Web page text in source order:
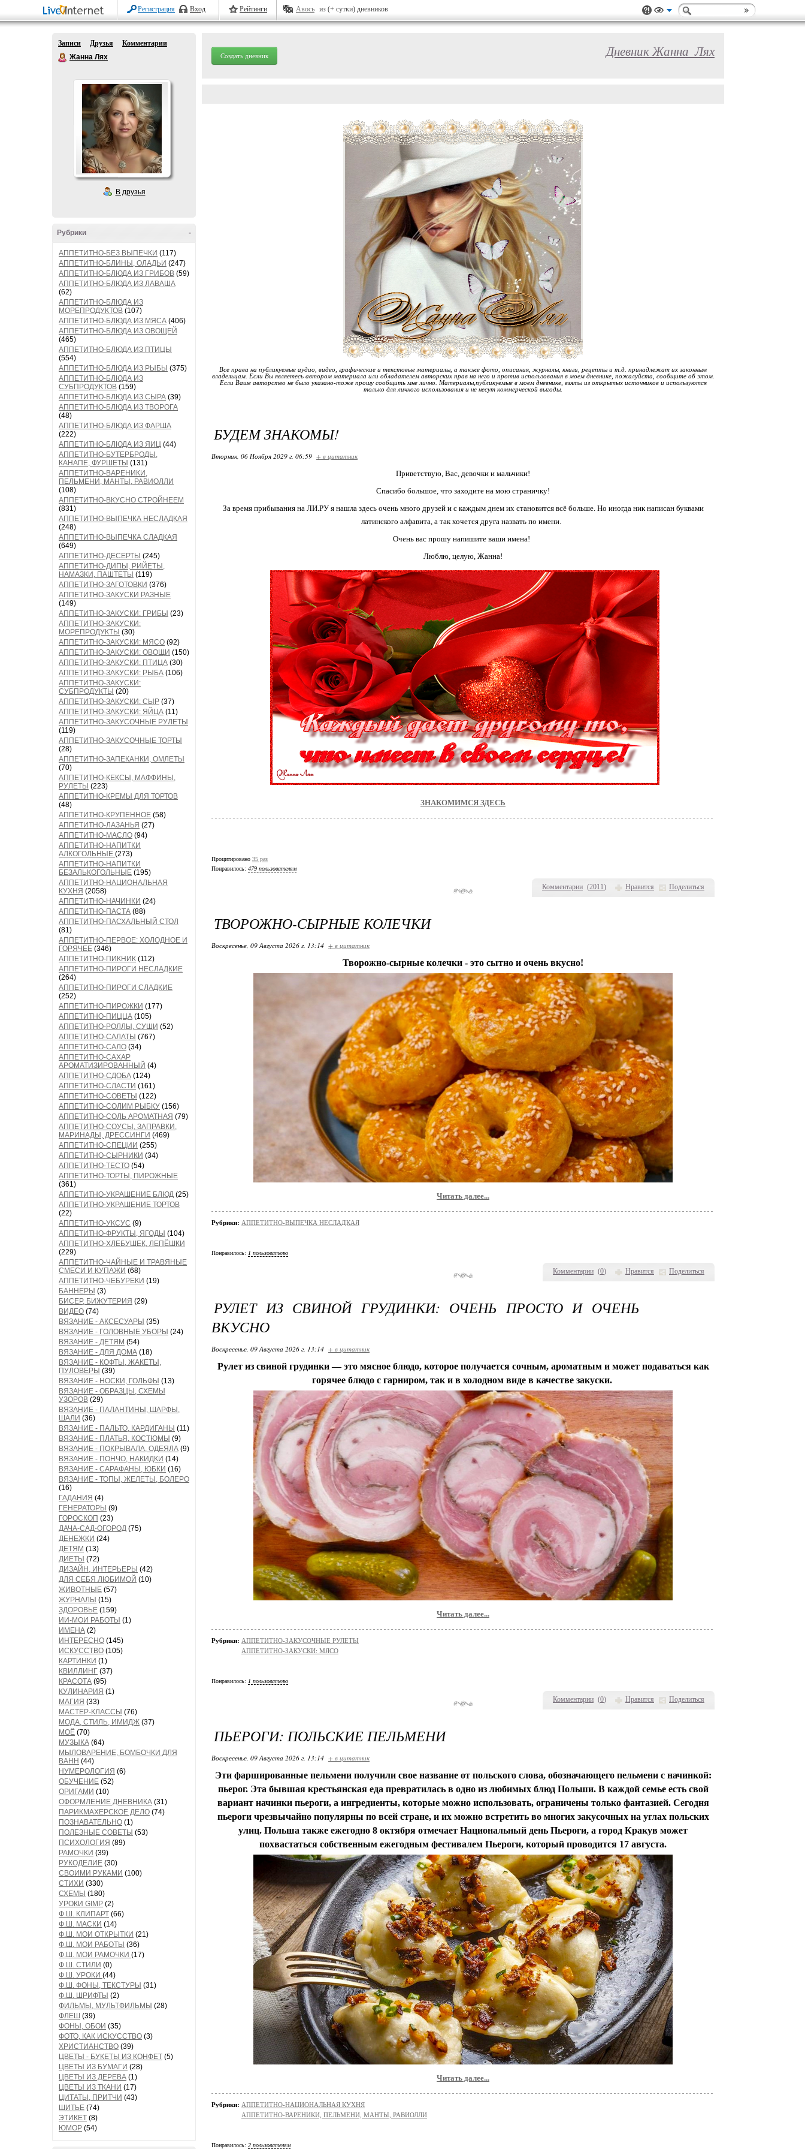
Регистрация Вход Рейтинги Авось из (+ сутки) дневников
Записи Друзья
Комментарии
Жанна Лях
В друзья
-
Рубрики
АППЕТИТНО-БЕЗ ВЫПЕЧКИ (117)
АППЕТИТНО-БЛИНЫ, ОЛАДЬИ (247)
АППЕТИТНО-БЛЮДА ИЗ ГРИБОВ (59)
АППЕТИТНО-БЛЮДА ИЗ ЛАВАША
(62)
АППЕТИТНО-БЛЮДА ИЗ
МОРЕПРОДУКТОВ (107)
АППЕТИТНО-БЛЮДА ИЗ МЯСА (406)
АППЕТИТНО-БЛЮДА ИЗ ОВОЩЕЙ
(465)
АППЕТИТНО-БЛЮДА ИЗ ПТИЦЫ
(554)
АППЕТИТНО-БЛЮДА ИЗ РЫБЫ (375)
АППЕТИТНО-БЛЮДА ИЗ
СУБПРОДУКТОВ (159)
АППЕТИТНО-БЛЮДА ИЗ СЫРА (39)
АППЕТИТНО-БЛЮДА ИЗ ТВОРОГА
(48)
АППЕТИТНО-БЛЮДА ИЗ ФАРША
(222)
АППЕТИТНО-БЛЮДА ИЗ ЯИЦ (44)
АППЕТИТНО-БУТЕРБРОДЫ,
КАНАПЕ, ФУРШЕТЫ (131)
АППЕТИТНО-ВАРЕНИКИ,
ПЕЛЬМЕНИ, МАНТЫ, РАВИОЛЛИ
(108)
АППЕТИТНО-ВКУСНО СТРОЙНЕЕМ
(831)
АППЕТИТНО-ВЫПЕЧКА НЕСЛАДКАЯ
(248)
АППЕТИТНО-ВЫПЕЧКА СЛАДКАЯ
(649)
АППЕТИТНО-ДЕСЕРТЫ (245)
АППЕТИТНО-ДИПЫ, РИЙЕТЫ,
НАМАЗКИ, ПАШТЕТЫ (119)
АППЕТИТНО-ЗАГОТОВКИ (376)
АППЕТИТНО-ЗАКУСКИ РАЗНЫЕ
(149)
АППЕТИТНО-ЗАКУСКИ: ГРИБЫ (23)
АППЕТИТНО-ЗАКУСКИ:
МОРЕПРОДУКТЫ (30)
АППЕТИТНО-ЗАКУСКИ: МЯСО (92)
АППЕТИТНО-ЗАКУСКИ: ОВОЩИ (150)
АППЕТИТНО-ЗАКУСКИ: ПТИЦА (30)
АППЕТИТНО-ЗАКУСКИ: РЫБА (106)
АППЕТИТНО-ЗАКУСКИ:
СУБПРОДУКТЫ (20)
АППЕТИТНО-ЗАКУСКИ: СЫР (37)
АППЕТИТНО-ЗАКУСКИ: ЯЙЦА (11)
АППЕТИТНО-ЗАКУСОЧНЫЕ РУЛЕТЫ
(119)
АППЕТИТНО-ЗАКУСОЧНЫЕ ТОРТЫ
(28)
АППЕТИТНО-ЗАПЕКАНКИ, ОМЛЕТЫ
(70)
АППЕТИТНО-КЕКСЫ, МАФФИНЫ,
РУЛЕТЫ (223)
АППЕТИТНО-КРЕМЫ ДЛЯ ТОРТОВ
(48)
АППЕТИТНО-КРУПЕННОЕ (58)
АППЕТИТНО-ЛАЗАНЬЯ (27)
АППЕТИТНО-МАСЛО (94)
АППЕТИТНО-НАПИТКИ
АЛКОГОЛЬНЫЕ (273)
АППЕТИТНО-НАПИТКИ
БЕЗАЛЬКОГОЛЬНЫЕ (195)
АППЕТИТНО-НАЦИОНАЛЬНАЯ
КУХНЯ (2058)
АППЕТИТНО-НАЧИНКИ (24)
АППЕТИТНО-ПАСТА (88)
АППЕТИТНО-ПАСХАЛЬНЫЙ СТОЛ
(81)
АППЕТИТНО-ПЕРВОЕ: ХОЛОДНОЕ И
ГОРЯЧЕЕ (346)
АППЕТИТНО-ПИКНИК (112)
АППЕТИТНО-ПИРОГИ НЕСЛАДКИЕ
(264)
АППЕТИТНО-ПИРОГИ СЛАДКИЕ
(252)
АППЕТИТНО-ПИРОЖКИ (177)
АППЕТИТНО-ПИЦЦА (105)
АППЕТИТНО-РОЛЛЫ, СУШИ (52)
АППЕТИТНО-САЛАТЫ (767)
АППЕТИТНО-САЛО (34)
АППЕТИТНО-САХАР
АРОМАТИЗИРОВАННЫЙ (4)
АППЕТИТНО-СДОБА (124)
АППЕТИТНО-СЛАСТИ (161)
АППЕТИТНО-СОВЕТЫ (122)
АППЕТИТНО-СОЛИМ РЫБКУ (156)
АППЕТИТНО-СОЛЬ АРОМАТНАЯ (79)
АППЕТИТНО-СОУСЫ, ЗАПРАВКИ,
МАРИНАДЫ, ДРЕССИНГИ (469)
АППЕТИТНО-СПЕЦИИ (255)
АППЕТИТНО-СЫРНИКИ (34)
АППЕТИТНО-ТЕСТО (54)
АППЕТИТНО-ТОРТЫ, ПИРОЖНЫЕ
(361)
АППЕТИТНО-УКРАШЕНИЕ БЛЮД (25)
АППЕТИТНО-УКРАШЕНИЕ ТОРТОВ
(22)
АППЕТИТНО-УКСУС (9)
АППЕТИТНО-ФРУКТЫ, ЯГОДЫ (104)
АППЕТИТНО-ХЛЕБУШЕК, ЛЕПЁШКИ
(229)
АППЕТИТНО-ЧАЙНЫЕ И ТРАВЯНЫЕ
СМЕСИ И КУПАЖИ (68)
АППЕТИТНО-ЧЕБУРЕКИ (19)
БАННЕРЫ (3)
БИСЕР, БИЖУТЕРИЯ (29)
ВИДЕО (74)
ВЯЗАНИЕ - АКСЕСУАРЫ (35)
ВЯЗАНИЕ - ГОЛОВНЫЕ УБОРЫ (24)
ВЯЗАНИЕ - ДЕТЯМ (54)
ВЯЗАНИЕ - ДЛЯ ДОМА (18)
ВЯЗАНИЕ - КОФТЫ, ЖАКЕТЫ,
ПУЛОВЕРЫ (39)
ВЯЗАНИЕ - НОСКИ, ГОЛЬФЫ (13)
ВЯЗАНИЕ - ОБРАЗЦЫ, СХЕМЫ
УЗОРОВ (29)
ВЯЗАНИЕ - ПАЛАНТИНЫ, ШАРФЫ,
ШАЛИ (36)
ВЯЗАНИЕ - ПАЛЬТО, КАРДИГАНЫ (11)
ВЯЗАНИЕ - ПЛАТЬЯ, КОСТЮМЫ (9)
ВЯЗАНИЕ - ПОКРЫВАЛА, ОДЕЯЛА (9)
ВЯЗАНИЕ - ПОНЧО, НАКИДКИ (14)
ВЯЗАНИЕ - САРАФАНЫ, ЮБКИ (16)
ВЯЗАНИЕ - ТОПЫ, ЖЕЛЕТЫ, БОЛЕРО
(16)
ГАДАНИЯ (4)
ГЕНЕРАТОРЫ (9)
ГОРОСКОП (23)
ДАЧА-САД-ОГОРОД (75)
ДЕНЕЖКИ (24)
ДЕТЯМ (13)
ДИЕТЫ (72)
ДИЗАЙН, ИНТЕРЬЕРЫ (42)
ДЛЯ СЕБЯ ЛЮБИМОЙ (10)
ЖИВОТНЫЕ (57)
ЖУРНАЛЫ (15)
ЗДОРОВЬЕ (159)
ИИ-МОИ РАБОТЫ (1)
ИМЕНА (2)
ИНТЕРЕСНО (145)
ИСКУССТВО (105)
КАРТИНКИ (1)
КВИЛЛИНГ (37)
КРАСОТА (95)
КУЛИНАРИЯ (1)
МАГИЯ (33)
МАСТЕР-КЛАССЫ (76)
МОДА, СТИЛЬ, ИМИДЖ (37)
МОЁ (70)
МУЗЫКА (64)
МЫЛОВАРЕНИЕ, БОМБОЧКИ ДЛЯ
ВАНН (44)
НУМЕРОЛОГИЯ (6)
ОБУЧЕНИЕ (52)
ОРИГАМИ (10)
ОФОРМЛЕНИЕ ДНЕВНИКА (31)
ПАРИКМАХЕРСКОЕ ДЕЛО (74)
ПОЗНАВАТЕЛЬНО (1)
ПОЛЕЗНЫЕ СОВЕТЫ (53)
ПСИХОЛОГИЯ (89)
РАМОЧКИ (39)
РУКОДЕЛИЕ (30)
СВОИМИ РУКАМИ (100)
СТИХИ (330)
СХЕМЫ (180)
УРОКИ GIMP (2)
Ф.Ш. КЛИПАРТ (66)
Ф.Ш. МАСКИ (14)
Ф.Ш. МОИ ОТКРЫТКИ (21)
Ф.Ш. МОИ РАБОТЫ (36)
Ф.Ш. МОИ РАМОЧКИ (17)
Ф.Ш. СТИЛИ (0)
Ф.Ш. УРОКИ (44)
Ф.Ш. ФОНЫ, ТЕКСТУРЫ (31)
Ф.Ш. ШРИФТЫ (2)
ФИЛЬМЫ, МУЛЬТФИЛЬМЫ (28)
ФЛЕШ (39)
ФОНЫ, ОБОИ (35)
ФОТО, КАК ИСКУССТВО (3)
ХРИСТИАНСТВО (39)
ЦВЕТЫ - БУКЕТЫ ИЗ КОНФЕТ (5)
ЦВЕТЫ ИЗ БУМАГИ (28)
ЦВЕТЫ ИЗ ДЕРЕВА (1)
ЦВЕТЫ ИЗ ТКАНИ (17)
ЦИТАТЫ, ПРИТЧИ (43)
ШИТЬЕ (74)
ЭТИКЕТ (8)
ЮМОР (54)
Создать дневник Дневник Жанна_Лях
Все права на публикуемые аудио, видео, графические и текстовые материалы, а также фото, описания, журналы, книги, рецепты и т.д. принадлежат их законным
владельцам. Если Вы являетесь автором материала или обладателем авторских прав на него и против использования в моем дневнике, пожалуйста, сообщите об этом.
Если Ваше авторство не было указано-тоже прошу сообщить мне лично. Материалы,публикуемые в моем дневнике, взяты из открытых источников и используются
только для личного использования и не несут коммерческой выгоды.
Комментарии (2011) Нравится Поделиться
БУДЕМ ЗНАКОМЫ!
Вторник, 06 Ноября 2029 г. 06:59 + в цитатник
Приветствую, Вас, девочки и мальчики!
Спасибо большое, что заходите на мою страничку!
За время прибывания на ЛИ.РУ я нашла здесь очень много друзей и с каждым днем их становится всё больше. Но иногда ник написан буквами
латинского алфавита, а так хочется друга назвать по имени.
Очень вас прошу напишите ваши имена!
Люблю, целую, Жанна!
ЗНАКОМИМСЯ ЗДЕСЬ
Процитировано 35 раз
Понравилось: 479 пользователям
Комментарии (0) Нравится Поделиться
ТВОРОЖНО-СЫРНЫЕ КОЛЕЧКИ
Воскресенье, 09 Августа 2026 г. 13:14 + в цитатник
Творожно-сырные колечки - это сытно и очень вкусно!
Читать далее...
Рубрики: АППЕТИТНО-ВЫПЕЧКА НЕСЛАДКАЯ
Понравилось: 1 пользователю
Комментарии (0) Нравится Поделиться
РУЛЕТ ИЗ СВИНОЙ ГРУДИНКИ: ОЧЕНЬ ПРОСТО И ОЧЕНЬ
ВКУСНО
Воскресенье, 09 Августа 2026 г. 13:14 + в цитатник
Рулет из свиной грудинки — это мясное блюдо, которое получается сочным, ароматным и может подаваться как
горячее блюдо с гарниром, так и в холодном виде в качестве закуски.
Читать далее...
Рубрики: АППЕТИТНО-ЗАКУСОЧНЫЕ РУЛЕТЫ
АППЕТИТНО-ЗАКУСКИ: МЯСО
Понравилось: 1 пользователю
ПЬЕРОГИ: ПОЛЬСКИЕ ПЕЛЬМЕНИ
Воскресенье, 09 Августа 2026 г. 13:14 + в цитатник
Эти фаршированные пельмени получили свое название от польского слова, обозначающего пельмени с начинкой:
пьерог. Эта бывшая крестьянская еда превратилась в одно из любимых блюд Польши. В каждой семье есть свой
вариант начинки пьероги, а ингредиенты, которые можно использовать, ограничены только фантазией. Сегодня
пьероги чрезвычайно популярны по всей стране, и их можно встретить во многих закусочных на углах польских
улиц. Польша также ежегодно 8 октября отмечает Национальный день Пьероги, а город Кракув может
похвастаться собственным ежегодным фестивалем Пьероги, который проводится 17 августа.
Читать далее...
Рубрики: АППЕТИТНО-НАЦИОНАЛЬНАЯ КУХНЯ
АППЕТИТНО-ВАРЕНИКИ, ПЕЛЬМЕНИ, МАНТЫ, РАВИОЛЛИ
Понравилось: 2 пользователям